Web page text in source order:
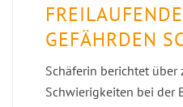
GEFÄHRDEN
Schäferin berichtet über
Schwierigkeiten bei der